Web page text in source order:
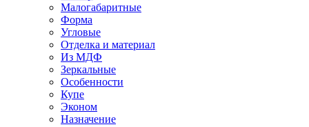
Малогабаритные
Форма
Угловые
Отделка и материал
Из МДФ
Зеркальные
Особенности
Купе
Эконом
Назначение